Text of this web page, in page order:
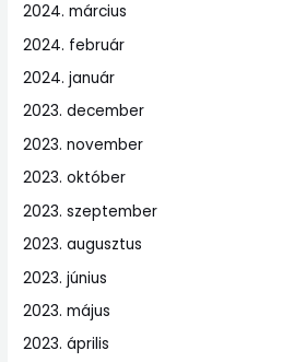
2024. március
2024. február
2024. január
2023. december
2023. november
2023. október
2023. szeptember
2023. augusztus
2023. június
2023. május
2023. április